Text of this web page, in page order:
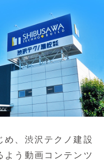
め、渋沢テクノ建設
よう 動画コンテンツ